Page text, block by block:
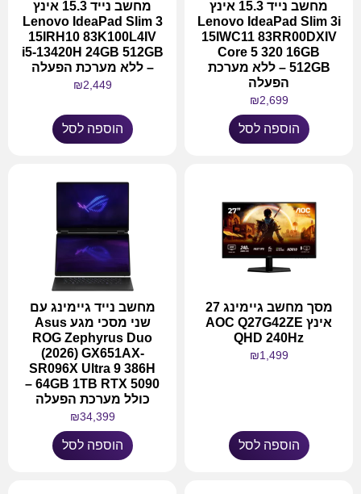
מחשב נייד 15.3 אינץ
Lenovo IdeaPad Slim 3i
15IWC11 83RR00DXIV
Core 5 320 16GB
512GB – ללא מערכת
הפעלה
₪2,699
הוספה לסל
מחשב נייד 15.3 אינץ
Lenovo IdeaPad Slim 3
15IRH10 83K100L4IV
i5-13420H 24GB 512GB
– ללא מערכת הפעלה
₪2,449
הוספה לסל
מסך מחשב גיימינג 27
אינץ AOC Q27G42ZE
QHD 240Hz
₪1,499
הוספה לסל
מחשב נייד גיימינג עם
שני מסכי מגע Asus
ROG Zephyrus Duo
(2026) GX651AX-
SR096X Ultra 9 386H
64GB 1TB RTX 5090 –
כולל מערכת הפעלה
₪34,399
הוספה לסל